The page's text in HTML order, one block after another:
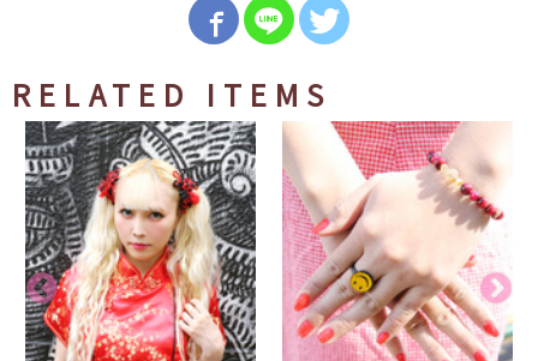
RELATED ITEMS